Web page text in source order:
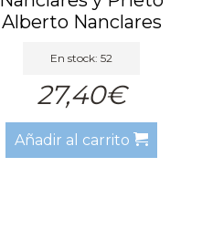
Alberto Nanclares
En stock: 52
27,40€
Añadir al carrito